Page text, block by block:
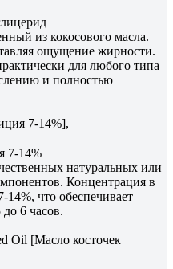
из кокосового масла.
ощущение жирности.
для любого типа
и полностью
7-14%],
7-14%
натуральных или
Концентрация в
14%, что обеспечивает
до 6 часов.
Oil [Масло косточек